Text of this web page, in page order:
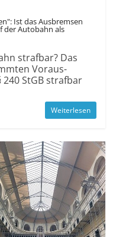
Ist das Ausbremsen
der Autobahn als
strafbar? Das
Voraus­
StGB strafbar
Weiterlesen